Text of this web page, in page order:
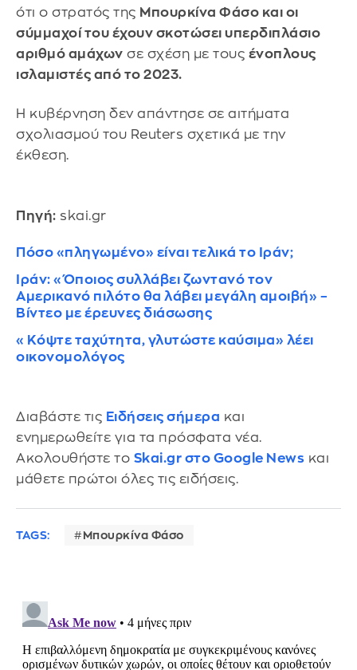
ότι ο στρατός της Μπουρκίνα Φάσο και οι
σύμμαχοί του έχουν σκοτώσει υπερδιπλάσιο
αριθμό αμάχων σε σχέση με τους ένοπλους
ισλαμιστές από το 2023.
Η κυβέρνηση δεν απάντησε σε αιτήματα
σχολιασμού του Reuters σχετικά με την
έκθεση.
Πηγή: skai.gr
Πόσο «πληγωμένο» είναι τελικά το Ιράν;
Ιράν: «Όποιος συλλάβει ζωντανό τον
Αμερικανό πιλότο θα λάβει μεγάλη αμοιβή» –
Βίντεο με έρευνες διάσωσης
«Κόψτε ταχύτητα, γλυτώστε καύσιμα» λέει
οικονομολόγος
Διαβάστε τις Ειδήσεις σήμερα και
ενημερωθείτε για τα πρόσφατα νέα.
Ακολουθήστε το Skai.gr στο Google News και
μάθετε πρώτοι όλες τις ειδήσεις.
TAGS: Μπουρκίνα Φάσο